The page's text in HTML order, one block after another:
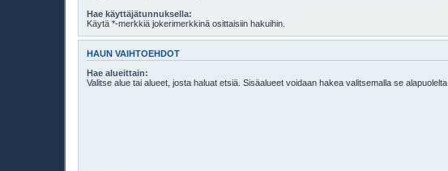
Hae käyttäjätunnuksella:
Käytä *-merkkiä jokerimerkkinä osittaisiin hakuihin.
HAUN VAIHTOEHDOT
Hae alueittain:
Valitse alue tai alueet, josta haluat etsiä. Sisäalueet voidaan hakea valitsemalla se alapuolelta.